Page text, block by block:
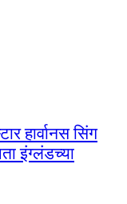
हार्वानस सिंग
इंग्लंडच्या